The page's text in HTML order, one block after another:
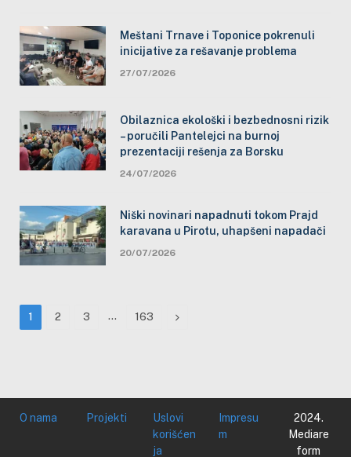
Meštani Trnave i Toponice pokrenuli
inicijative za rešavanje problema
27/07/2026
Obilaznica ekološki i bezbednosni rizik
– poručili Pantelejci na burnoj
prezentaciji rešenja za Borsku
24/07/2026
Niški novinari napadnuti tokom Prajd
karavana u Pirotu, uhapšeni napadači
20/07/2026
1 2 3 … 163 Next
O nama Projekti
Uslovi
korišćen
ja
Impresu
m
2024.
Mediare
form